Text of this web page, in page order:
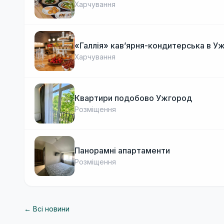
Харчування
«Галлія» кав’ярня-кондитерська в
Харчування
Квартири подобово Ужгород
Розміщення
Панорамні апартаменти
Розміщення
← Всі новини